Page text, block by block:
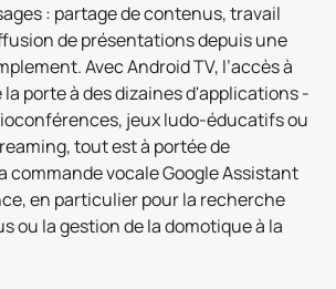
: partage de contenus, travail
de présentations depuis une
Avec Android TV, l’accès à
la porte à des dizaines d'applications -
jeux ludo-éducatifs ou
tout est à portée de
commande vocale Google Assistant
en particulier pour la recherche
ou la gestion de la domotique à la